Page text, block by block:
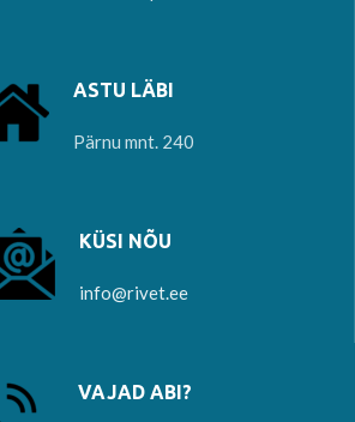
ASTU LÄBI
Pärnu mnt. 240
KÜSI NÕU
info@rivet.ee
VAJAD ABI?